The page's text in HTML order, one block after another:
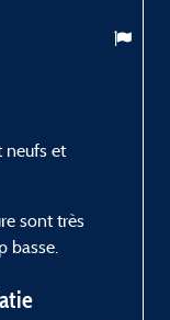
neufs et
sont très
basse.